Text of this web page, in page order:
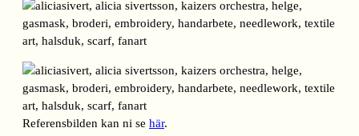
Referensbilden kan ni se här.